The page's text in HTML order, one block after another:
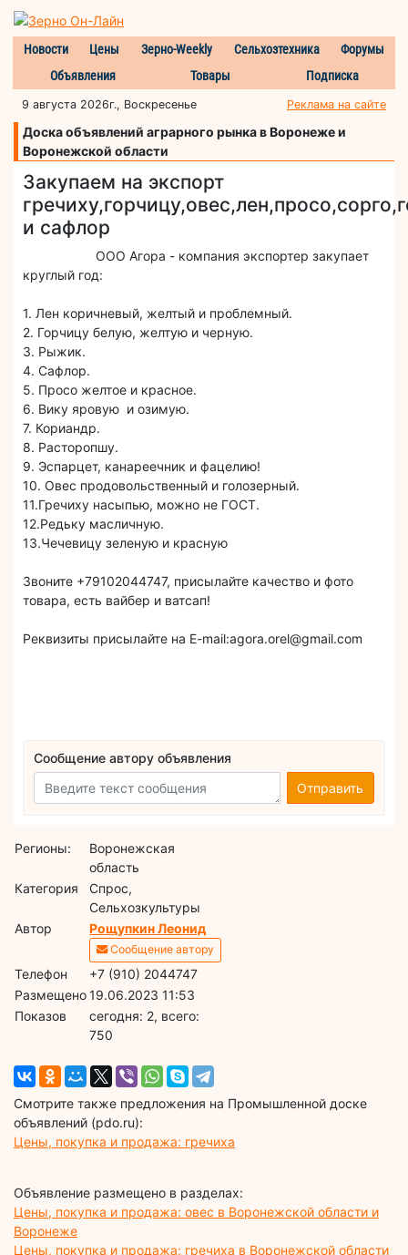
Новости Цены Зерно-Weekly Сельхозтехника
Форумы
Объявления
Товары Подписка
9 августа 2026г., Воскресенье Реклама на сайте
Доска объявлений аграрного рынка в Воронеже и
Воронежской области
Закупаем на экспорт
и сафлор
ООО Агора - компания экспортер закупает
круглый год:
1. Лен коричневый, желтый и проблемный.
2. Горчицу белую, желтую и черную.
3. Рыжик.
4. Сафлор.
5. Просо желтое и красное.
6. Вику яровую и озимую.
7. Кориандр.
8. Расторопшу.
9. Эспарцет, канареечник и фацелию!
10. Овес продовольственный и голозерный.
11.Гречиху насыпью, можно не ГОСТ.
12.Редьку масличную.
13.Чечевицу зеленую и красную
Звоните +79102044747, присылайте качество и фото
товара, есть вайбер и ватсап!
Реквизиты присылайте на E-mail:agora.orel@gmail.com
Сообщение автору объявления
Отправить
Регионы:
Воронежская
область
Категория
Спрос,
Сельхозкультуры
Автор
Рощупкин Леонид
Сообщение автору
Телефон
+7 (910) 2044747
Размещено19.06.2023 11:53
Показов
cегодня: 2, всего:
750
Смотрите также предложения на Промышленной доске
объявлений (pdo.ru):
Цены, покупка и продажа: гречиха
Объявление размещено в разделах:
Цены, покупка и продажа: овес в Воронежской области и
Воронеже
Цены, покупка и продажа: гречиха в Воронежской области